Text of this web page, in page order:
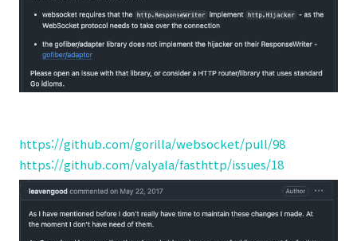
https://github.com/gorilla/websocket/pull/98
https://github.com/valyala/fasthttp/issues/18